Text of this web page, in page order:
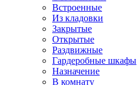
Встроенные
Из кладовки
Закрытые
Открытые
Раздвижные
Гардеробные шкафы
Назначение
В комнату